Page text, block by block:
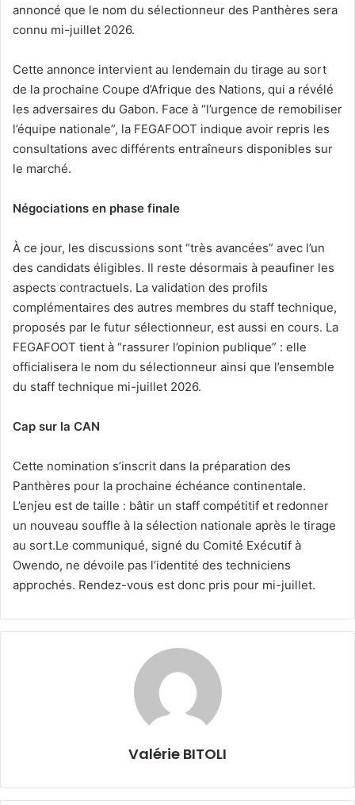
annoncé que le nom du sélectionneur des Panthères sera
connu mi-juillet 2026.
Cette annonce intervient au lendemain du tirage au sort
de la prochaine Coupe d’Afrique des Nations, qui a révélé
les adversaires du Gabon. Face à “l’urgence de remobiliser
l’équipe nationale”, la FEGAFOOT indique avoir repris les
consultations avec différents entraîneurs disponibles sur
le marché.
Négociations en phase finale
À ce jour, les discussions sont “très avancées” avec l’un
des candidats éligibles. Il reste désormais à peaufiner les
aspects contractuels. La validation des profils
complémentaires des autres membres du staff technique,
proposés par le futur sélectionneur, est aussi en cours. La
FEGAFOOT tient à “rassurer l’opinion publique” : elle
officialisera le nom du sélectionneur ainsi que l’ensemble
du staff technique mi-juillet 2026.
Cap sur la CAN
Cette nomination s’inscrit dans la préparation des
Panthères pour la prochaine échéance continentale.
L’enjeu est de taille : bâtir un staff compétitif et redonner
un nouveau souffle à la sélection nationale après le tirage
au sort.Le communiqué, signé du Comité Exécutif à
Owendo, ne dévoile pas l’identité des techniciens
approchés. Rendez-vous est donc pris pour mi-juillet.
Valérie BITOLI